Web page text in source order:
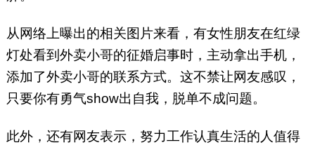
从网络上曝出的相关图片来看，有女性朋友在红绿
灯处看到外卖小哥的征婚启事时，主动拿出手机，
添加了外卖小哥的联系方式。这不禁让网友感叹，
只要你有勇气show出自我，脱单不成问题。
此外，还有网友表示，努力工作认真生活的人值得